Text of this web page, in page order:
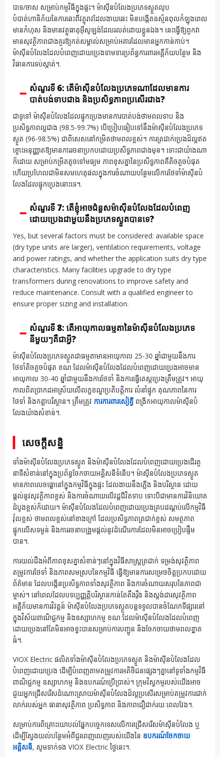
បាទ/ចាស សម្រាប់កម្មវិធីក្នុងផ្ទះ។ ម៉ាស៊ីនបំលែងប្រភេទស្ងួតលុប
បំបាត់ហានិភ័យនៃការឆេះពីវត្ថុរាវដែលងាយឆេះ មិនបង្កើតឧស្ម័នពុលកំឡុងពេល
មានកំហុស និងមានវត្ថុធាតុអ៊ីសូឡង់ដែលរលត់ដោយខ្លួនឯង។ នេះធ្វើឱ្យពួកវា
មានសុវត្ថិភាពជាងគួរឱ្យកត់សម្គាល់សម្រាប់អគារដែលមានអ្នកកាន់កាប់។
ម៉ាស៊ីនបំលែងដែលបំពេញដោយប្រេងទាមទារប្រព័ន្ធការពារអគ្គីភ័យបន្ថែម និង
វិធានការទប់ស្កាត់។.
សំណួរទី 6: តើម៉ាស៊ីនបំលែងប្រភេទណាដែលមានការ
បាត់បង់ទាបជាង និងប្រសិទ្ធភាពប្រសើរជាង?
ជាទូទៅ ម៉ាស៊ីនបំលែងដែលផ្ទុកប្រេងមានការបាត់បង់ថាមពលទាប និង
ប្រសិទ្ធភាពល្អជាង (98.5-99.7%) បើប្រៀបធៀបទៅនឹងម៉ាស៊ីនបំលែងប្រភេទ
ស្ងួត (96-98.5%) ជាពិសេសនៅកម្រិតថាមពលខ្ពស់។ ការត្រជាក់ប្រេងដ៏ល្អឥត
ខ្ចោះអនុញ្ញាតឱ្យមានការរចនាប្រកបដោយប្រសិទ្ធភាពជាងមុន។ ទោះជាយ៉ាងណា
ក៏ដោយ សម្រាប់កម្រិតតូចទៅមធ្យម ភាពខុសគ្នានៃប្រសិទ្ធភាពគឺតិចតួចបំផុត
ហើយប្រហែលជាមិនសមហេតុផលក្នុងការចំណាយបន្ថែមលើការថែទាំម៉ាស៊ីនបំ
លែងដែលផ្ទុកប្រេងនោះទេ។.
សំណួរទី 7: តើខ្ញុំអាចជំនួសម៉ាស៊ីនបំលែងដែលបំពេញ
ដោយប្រេងជាមួយនឹងប្រភេទស្ងួតបានទេ?
Yes, but several factors must be considered: available space
(dry type units are larger), ventilation requirements, voltage
and power ratings, and whether the application suits dry type
characteristics. Many facilities upgrade to dry type
transformers during renovations to improve safety and
reduce maintenance. Consult with a qualified engineer to
ensure proper sizing and installation.
សំណួរទី 8: តើអាយុកាលធម្មតានៃម៉ាស៊ីនបំលែងប្រភេទ
នីមួយៗគឺជាអ្វី?
ម៉ាស៊ីនបំលែងប្រភេទស្ងួតជាធម្មតាមានអាយុកាល 25-30 ឆ្នាំជាមួយនឹងការ
ថែទាំតិចតួចបំផុត ខណៈដែលម៉ាស៊ីនបំលែងដែលបំពេញដោយប្រេងអាចមាន
អាយុកាល 30-40 ឆ្នាំជាមួយនឹងការថែទាំ និងការធ្វើតេស្តប្រេងត្រឹមត្រូវ។ អាយុ
កាលពិតប្រាកដអាស្រ័យលើលក្ខខណ្ឌប្រតិបត្តិការ លំនាំផ្ទុក គុណភាពនៃការ
ថែទាំ និងកត្តាបរិស្ថាន។ ត្រឹមត្រូវ ការការពារសៀគ្វី ពង្រីកអាយុកាលម៉ាស៊ីនបំ
លែងយ៉ាងសំខាន់។.
សេចក្តីសន្និ
ទាំងម៉ាស៊ីនបំលែងប្រភេទស្ងួត និងម៉ាស៊ីនបំលែងដែលបំពេញដោយប្រេងដើរតួ
នាទីសំខាន់នៅក្នុងប្រព័ន្ធចែកចាយអគ្គិសនីទំនើប។ ម៉ាស៊ីនបំលែងប្រភេទស្ងួត
មានភាពលេចធ្លោនៅក្នុងកម្មវិធីក្នុងផ្ទះ ដែលងាយនឹងភ្លើង និងបរិស្ថាន ដោយ
ផ្តល់នូវសុវត្ថិភាពខ្ពស់ និងការចំណាយលើវដ្តជីវិតទាប ទោះបីជាមានការវិនិយោគ
ដំបូងខ្ពស់ក៏ដោយ។ ម៉ាស៊ីនបំលែងដែលបំពេញដោយប្រេងគ្របដណ្តប់លើកម្មវិធី
វ៉ុលខ្ពស់ ថាមពលខ្ពស់នៅខាងក្រៅ ដែលប្រសិទ្ធភាពត្រជាក់ខ្ពស់ សមត្ថភាព
ផ្ទុកលើសទម្ងន់ និងការរចនាបង្រួមផ្តល់នូវដំណើរការដែលមិនអាចប្រៀបផ្ទឹម
បាន។.
ការយល់ដឹងអំពីភាពខុសគ្នាសំខាន់ៗនៅក្នុងវិធីសាស្រ្តត្រជាក់ ទម្រង់សុវត្ថិភាព
តម្រូវការថែទាំ និងភាពសមស្របនៃកម្មវិធី ធ្វើឱ្យមានការសម្រេចចិត្តប្រកបដោយ
ព័ត៌មាន ដែលបង្កើនប្រសិទ្ធភាពទាំងសុវត្ថិភាព និងការចំណាយសរុបនៃភាពជា
ម្ចាស់។ នៅពេលដែលបទប្បញ្ញត្តិបរិស្ថានកាន់តែតឹងរ៉ឹង និងស្តង់ដារសុវត្ថិភាព
អគ្គីភ័យមានការវិវត្តន៍ ម៉ាស៊ីនបំលែងប្រភេទស្ងួតបន្តទទួលបានចំណែកទីផ្សារនៅ
ក្នុងវិស័យពាណិជ្ជកម្ម និងឧស្សាហកម្ម ខណៈដែលម៉ាស៊ីនបំលែងដែលបំពេញ
ដោយប្រេងនៅតែមិនអាចខ្វះបានសម្រាប់ការបញ្ជូន និងចែកចាយថាមពលខ្នាត
ធំ។.
VIOX Electric ផលិតទាំងម៉ាស៊ីនបំលែងប្រភេទស្ងួត និងម៉ាស៊ីនបំលែងដែល
បំពេញដោយប្រេង ដើម្បីបំពេញតាមតម្រូវការអតិថិជនផ្សេងៗគ្នានៅទូទាំងកម្មវិធី
ពាណិជ្ជកម្ម ឧស្សាហកម្ម និងឧបករណ៍ប្រើប្រាស់។ ក្រុមវិស្វកម្មរបស់យើងអាច
ជួយអ្នកជ្រើសរើសដំណោះស្រាយម៉ាស៊ីនបំលែងដ៏ល្អប្រសើរសម្រាប់តម្រូវការជាក់
លាក់របស់អ្នក ធានាសុវត្ថិភាព ប្រសិទ្ធភាព និងភាពជឿជាក់រយៈពេលវែង។.
សម្រាប់ការពិគ្រោះយោបល់ផ្នែកបច្ចេកទេសលើការជ្រើសរើសម៉ាស៊ីនបំលែង ឬ
ដើម្បីស្វែងយល់បន្ថែមអំពីជួរពេញលេញរបស់យើងនៃ ឧបករណ៍ចែកចាយ
អគ្គិសនី, សូមទាក់ទង VIOX Electric ថ្ងៃនេះ។.